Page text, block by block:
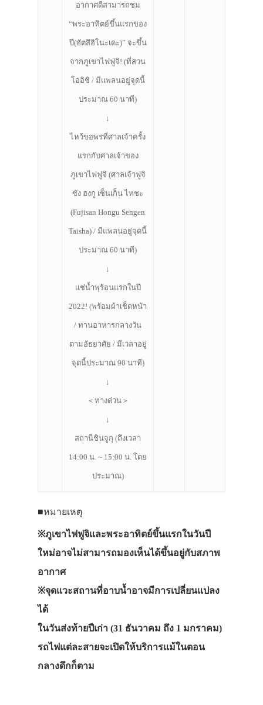
อากาศดีสามารถชม
“พระอาทิตย์ขึ้นแรกของ
ปี(ฮัตสึฮิโนะเดะ)” จะขึ้น
จากภูเขาไฟฟูจิ! (ที่สวน
โออิชิ / มีแพลนอยู่จุดนี้
ประมาณ 60 นาที)
↓
ไหว้ขอพรที่ศาลเจ้าครั้ง
แรกกับศาลเจ้าของ
ภูเขาไฟฟูจิ (ศาลเจ้าฟูจิ
ซัง ฮงกู เซ็นเก็น ไทชะ
(Fujisan Hongu Sengen
Taisha) / มีแพลนอยู่จุดนี้
ประมาณ 60 นาที)
↓
แช่น้ำพุร้อนแรกในปี
2022! (พร้อมผ้าเช็ดหน้า
/ ทานอาหารกลางวัน
ตามอัธยาศัย / มีเวลาอยู่
จุดนี้ประมาณ 90 นาที)
↓
＜ทางด่วน＞
↓
สถานีชินจูกุ (ถึงเวลา
14:00 น. ~ 15:00 น. โดย
ประมาณ)
■หมายเหตุ
※ภูเขาไฟฟูจิและพระอาทิตย์ขึ้นแรกในวันปี
ใหม่อาจไม่สามารถมองเห็นได้ขึ้นอยู่กับสภาพ
อากาศ
※จุดแวะสถานที่อาบน้ำอาจมีการเปลี่ยนแปลง
ได้
ในวันส่งท้ายปีเก่า (31 ธันวาคม ถึง 1 มกราคม)
รถไฟแต่ละสายจะเปิดให้บริการแม้ในตอน
กลางดึกก็ตาม